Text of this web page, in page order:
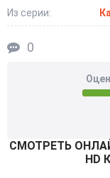
Из серии:
0
СМОТРEТЬ
HD